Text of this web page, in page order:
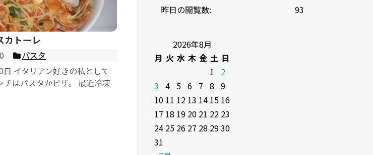
カトーレ
パスタ
イタリアン好きの私として
チはパスタかピザ。 最近冷凍
材をいろいろと保存で...
93
昨日の閲覧数:
2026年8月
月 火 水 木 金 土 日
1
2
3 4 5 6 7 8 9
10 11 12 13 14 15 16
17 18 19 20 21 22 23
24 25 26 27 28 2930
31